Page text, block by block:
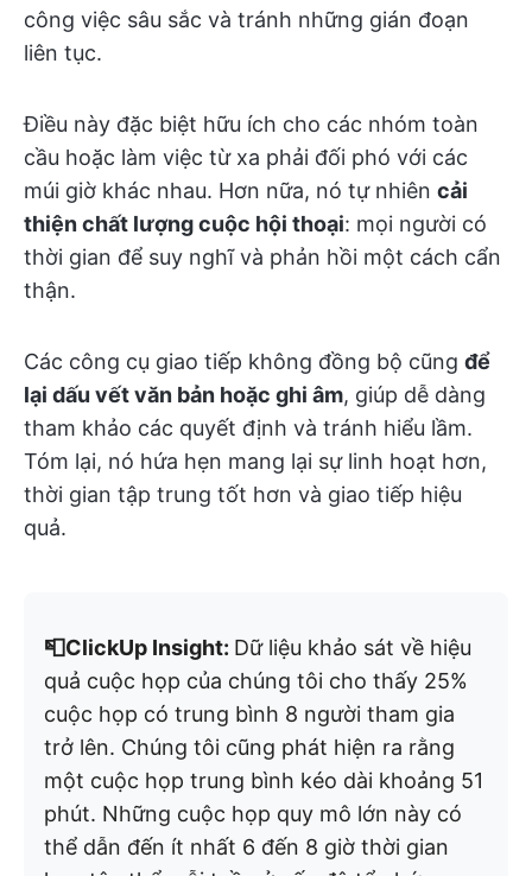
công việc sâu sắc và tránh những gián đoạn
liên tục.
Điều này đặc biệt hữu ích cho các nhóm toàn
cầu hoặc làm việc từ xa phải đối phó với các
múi giờ khác nhau. Hơn nữa, nó tự nhiên cải
thiện chất lượng cuộc hội thoại: mọi người có
thời gian để suy nghĩ và phản hồi một cách cẩn
thận.
Các công cụ giao tiếp không đồng bộ cũng để
lại dấu vết văn bản hoặc ghi âm, giúp dễ dàng
tham khảo các quyết định và tránh hiểu lầm.
Tóm lại, nó hứa hẹn mang lại sự linh hoạt hơn,
thời gian tập trung tốt hơn và giao tiếp hiệu
quả.
📮ClickUp Insight: Dữ liệu khảo sát về hiệu
quả cuộc họp của chúng tôi cho thấy 25%
cuộc họp có trung bình 8 người tham gia
trở lên. Chúng tôi cũng phát hiện ra rằng
một cuộc họp trung bình kéo dài khoảng 51
phút. Những cuộc họp quy mô lớn này có
thể dẫn đến ít nhất 6 đến 8 giờ thời gian